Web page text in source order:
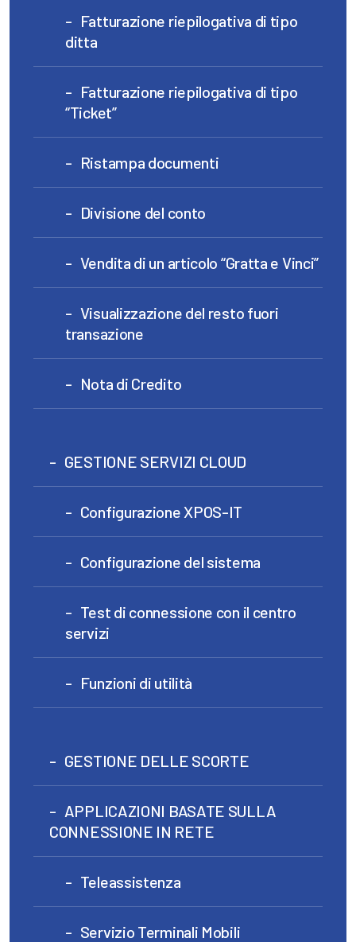
Fatturazione riepilogativa di tipo
ditta
Fatturazione riepilogativa di tipo
“Ticket”
Ristampa documenti
Divisione del conto
Vendita di un articolo “Gratta e Vinci”
Visualizzazione del resto fuori
transazione
Nota di Credito
GESTIONE SERVIZI CLOUD
Configurazione XPOS-IT
Configurazione del sistema
Test di connessione con il centro
servizi
Funzioni di utilità
GESTIONE DELLE SCORTE
APPLICAZIONI BASATE SULLA
CONNESSIONE IN RETE
Teleassistenza
Servizio Terminali Mobili